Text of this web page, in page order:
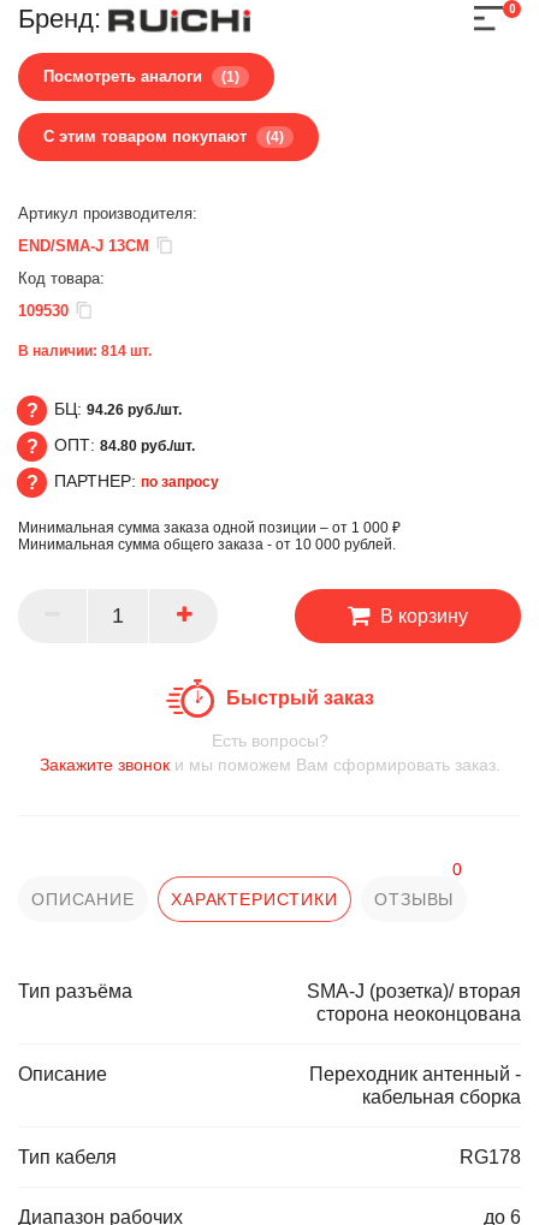
Бренд:
Посмотреть аналоги (1)
С этим товаром покупают (4)
0
Артикул производителя:
END/SMA-J 13CM
Код товара:
109530
В наличии: 814 шт.
БЦ
БЦ: 94.26 руб./шт.
ОПТ
ОПТ: 84.80 руб./шт.
ПАРТНЕР
ПАРТНЕР: по запросу
Минимальная сумма заказа одной позиции – от 1 000 ₽
Минимальная сумма общего заказа - от 10 000 рублей.
В корзину
Быстрый заказ
Есть вопросы?
Закажите звоноки мы поможем Вам сформировать заказ.
ОПИСАНИЕ ХАРАКТЕРИСТИКИ ОТЗЫВЫ
0
Тип разъёма
SMA-J (розетка)/ вторая
сторона неоконцована
Описание
Переходник антенный -
кабельная сборка
Тип кабеля RG178
Диапазон рабочих до 6